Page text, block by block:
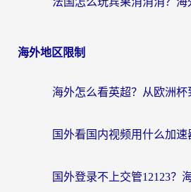
海外地区限制